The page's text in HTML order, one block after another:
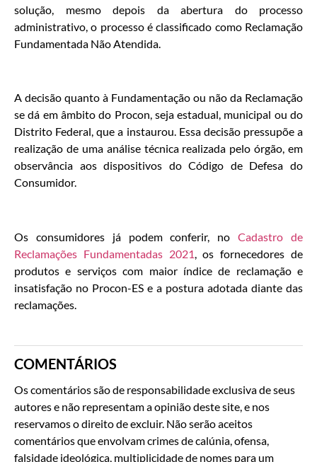
solução, mesmo depois da abertura do processo
administrativo, o processo é classificado como Reclamação
Fundamentada Não Atendida.
A decisão quanto à Fundamentação ou não da Reclamação
se dá em âmbito do Procon, seja estadual, municipal ou do
Distrito Federal, que a instaurou. Essa decisão pressupõe a
realização de uma análise técnica realizada pelo órgão, em
observância aos dispositivos do Código de Defesa do
Consumidor.
Os consumidores já podem conferir, noCadastro de
Reclamações Fundamentadas 2021, os fornecedores de
produtos e serviços com maior índice de reclamação e
insatisfação no Procon-ES e a postura adotada diante das
reclamações.
COMENTÁRIOS
Os comentários são de responsabilidade exclusiva de seus
autores e não representam a opinião deste site, e nos
reservamos o direito de excluir. Não serão aceitos
comentários que envolvam crimes de calúnia, ofensa,
falsidade ideológica, multiplicidade de nomes para um